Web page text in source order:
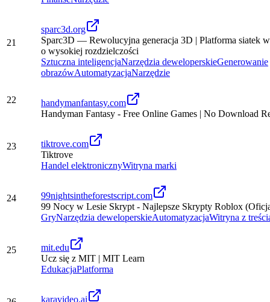
21
sparc3d.org
Sparc3D — Rewolucyjna generacja 3D | Platforma siatek
o wysokiej rozdzielczości
Sztuczna inteligencjaNarzędzia deweloperskieGenerowanie
obrazówAutomatyzacjaNarzędzie
22
handymanfantasy.com
Handyman Fantasy - Free Online Games | No Download
23
tiktrove.com
Tiktrove
Handel elektronicznyWitryna marki
24
99nightsintheforestscript.com
99 Nocy w Lesie Skrypt - Najlepsze Skrypty Roblox
GryNarzędzia deweloperskieAutomatyzacjaWitryna z
25
mit.edu
Ucz się z MIT | MIT Learn
EdukacjaPlatforma
karavideo.ai